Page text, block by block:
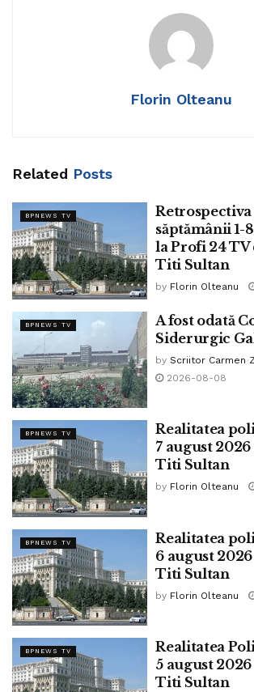
Partidul Naționalist Reformarea
poate fi urmărită și live pe pagina de
sau pe canalul de Youtube cu același
invitații o pot face apelând numărul de
Florin Olteanu
Related Posts
BPNEWS TV
săptămânii 1-
la Profi 24
Titi Sultan
by Florin Olteanu
BPNEWS TV
A fost odată
Siderurgic
by Scriitor Carmen
2026-08-08
BPNEWS TV
Realitatea
7 august
Titi Sultan
by Florin Olteanu
BPNEWS TV
Realitatea
6 august
Titi Sultan
by Florin Olteanu
BPNEWS TV
Realitatea
5 august
Titi Sultan